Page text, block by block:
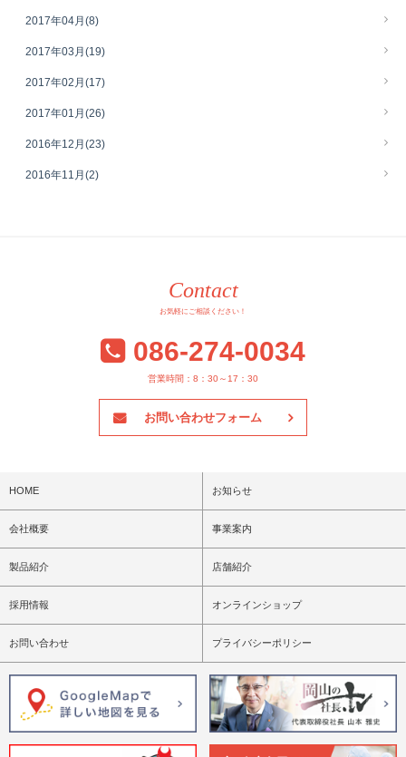
2017年04月 (8)
2017年03月 (19)
2017年02月 (17)
2017年01月 (26)
2016年12月 (23)
2016年11月 (2)
Contact
お気軽にご相談ください！
086-274-0034
営業時間：8：30～17：30
お問い合わせフォーム
HOME お知らせ
会社概要 事業案内
製品紹介 店舗紹介
採用情報 オンラインショップ
お問い合わせ プライバシーポリシー